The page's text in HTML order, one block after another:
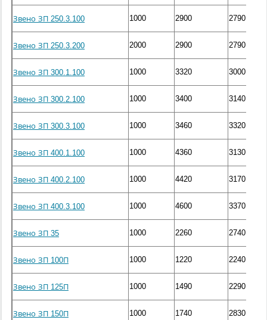
Звено ЗП 250.3.100 1000 2900 2790
Звено ЗП 250.3.200 2000 2900 2790
Звено ЗП 300.1.100 1000 3320 3000
Звено ЗП 300.2.100 1000 3400 3140
Звено ЗП 300.3.100 1000 3460 3320
Звено ЗП 400.1.100 1000 4360 3130
Звено ЗП 400.2.100 1000 4420 3170
Звено ЗП 400.3.100 1000 4600 3370
Звено ЗП 35 1000 2260 2740
Звено ЗП 100П 1000 1220 2240
Звено ЗП 125П 1000 1490 2290
Звено ЗП 150П 1000 1740 2830